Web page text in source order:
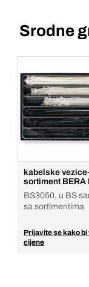
Srodne
kabelske
sortiment BERA
BS3050, u BS
sa sortimentima
Prijavite se kako bi
cijene